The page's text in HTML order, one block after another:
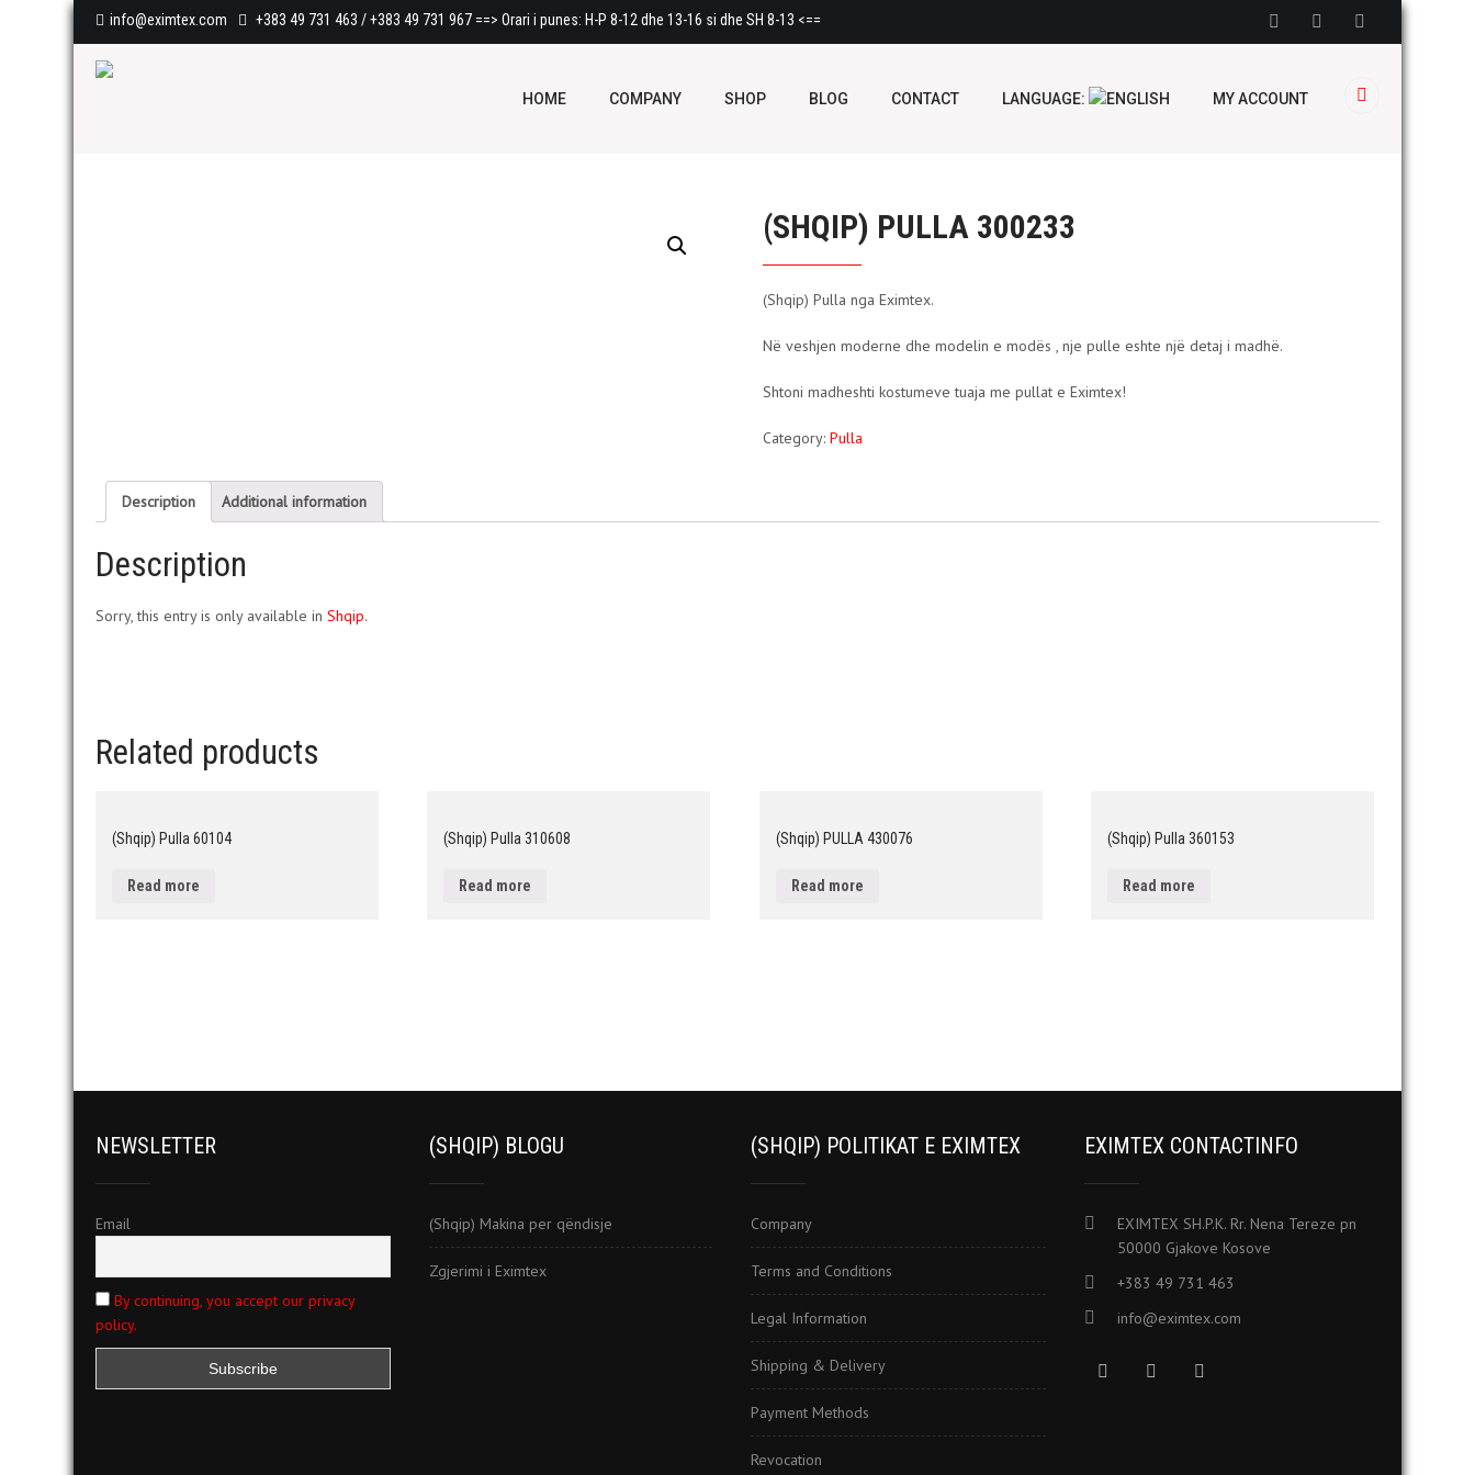
+383 49 731 463 / +383 49 731 967
info@eximtex.com ==> Orari i punes: H-P 8-12 dhe 13-16 si dhe SH 8-13 <==
HOME COMPANY SHOP BLOG CONTACT LANGUAGE: MY ACCOUNT
(SHQIP) PULLA 300233
(Shqip) Pulla nga Eximtex.
Në veshjen moderne dhe modelin e modës , nje pulle eshte një detaj i madhë.
Shtoni madheshti kostumeve tuaja me pullat e Eximtex!
Category:Pulla
Description Additional information
Description
Sorry, this entry is only available in Shqip.
Related products
(Shqip) Pulla 60104
Read more
(Shqip) Pulla 310608
Read more
(Shqip) PULLA 430076
Read more
(Shqip) Pulla 360153
Read more
NEWSLETTER
Email
By continuing, you accept our privacy
policy.
(SHQIP) BLOGU
(Shqip) Makina per qëndisje
Zgjerimi i Eximtex
(SHQIP) POLITIKAT E EXIMTEX
Company
Terms and Conditions
Legal Information
Shipping & Delivery
Payment Methods
Revocation
EXIMTEX CONTACTINFO
EXIMTEX SH.P.K. Rr. Nena Tereze pn
50000 Gjakove Kosove
+383 49 731 463
info@eximtex.com